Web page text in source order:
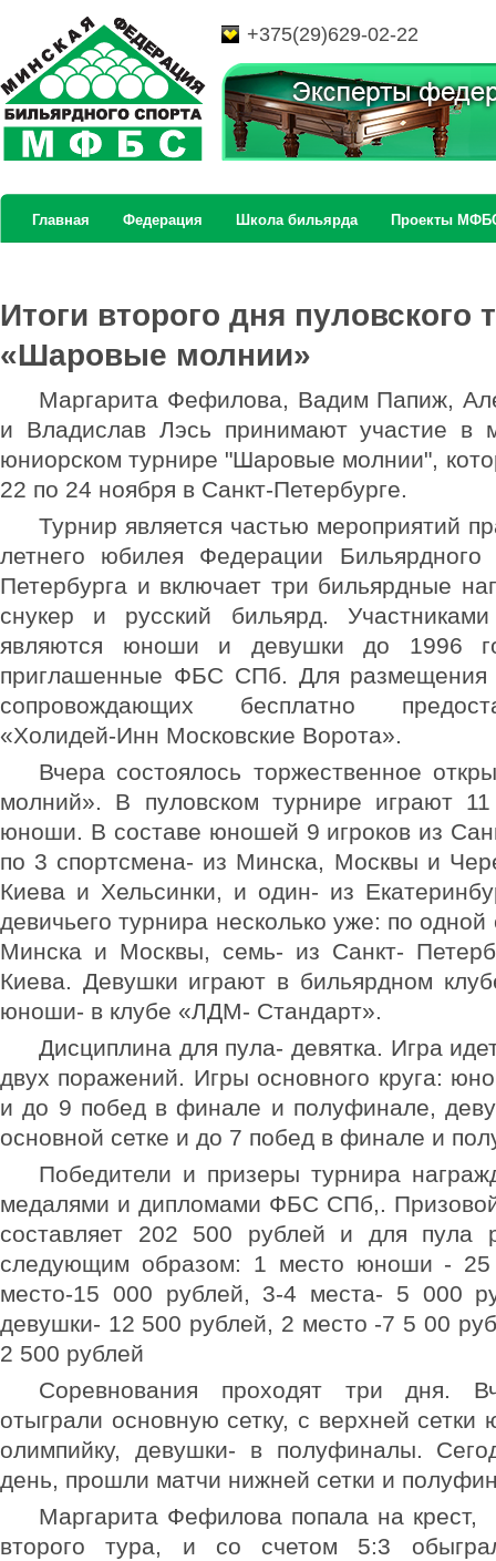
+375(29)629-02-22
Главная Федерация Школа бильярда Проекты
Итоги второго дня пуловского
«Шаровые молнии»
Маргарита Фефилова, Вадим Папиж,
и Владислав Лэсь принимают участие в
юниорском турнире "Шаровые молнии",
22 по 24 ноября в Санкт-Петербурге.
Турнир является частью мероприятий
летнего юбилея Федерации Бильярдного
Петербурга и включает три бильярдные
снукер и русский бильярд.
являются юноши и девушки до 1996
приглашенные ФБС СПб. Для размещения
сопровождающих бесплатно
«Холидей-Инн Московские Ворота».
Вчера состоялось торжественное
молний». В пуловском турнире играют
юноши. В составе юношей 9 игроков из
по 3 спортсмена- из Минска, Москвы и
Киева и Хельсинки, и один- из
девичьего турнира несколько уже: по одной
Минска и Москвы, семь- из Санкт-
Киева. Девушки играют в бильярдном
юноши- в клубе «ЛДМ- Стандарт».
Дисциплина для пула- девятка. Игра
двух поражений. Игры основного круга:
и до 9 побед в финале и полуфинале,
основной сетке и до 7 побед в финале и
Победители и призеры турнира
медалями и дипломами ФБС СПб,.
составляет 202 500 рублей и для пула
следующим образом: 1 место юноши -
место-15 000 рублей, 3-4 места- 5 000
девушки- 12 500 рублей, 2 место -7 5 00
2 500 рублей
Соревнования проходят три дня.
отыграли основную сетку, с верхней
олимпийку, девушки- в полуфиналы.
день, прошли матчи нижней сетки и
Маргарита Фефилова попала на крест,
второго тура, и со счетом 5:3